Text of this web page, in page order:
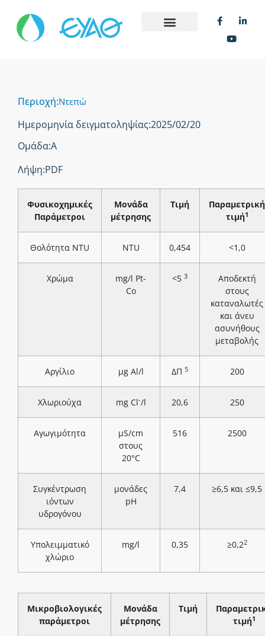
Περιοχή:Ντεπώ
Ημερομηνία δειγματοληψίας:2025/02/20
Ομάδα:Α
Λήψη:PDF
Φυσικοχημικές
Παράμετροι
Μονάδα
μέτρησης
Τιμή
Παραμετρική
τιμή1
Θολότητα NTU NTU 0,454 <1,0
Χρώμα
mg/l Pt-
Co
<5 3
Αποδεκτή
στους
καταναλωτές
και άνευ
ασυνήθους
μεταβολής
Αργίλιο μg Al/l ΔΠ 5 200
Χλωριούχα mg Cl-/l 20,6 250
Αγωγιμότητα
μS/cm
στους
20°C
516 2500
Συγκέντρωση
ιόντων
υδρογόνου
μονάδες
pH
7,4 ≥6,5 και ≤9,5
Υπολειμματικό
χλώριο
mg/l 0,35 ≥0,22
Μικροβιολογικές
παράμετροι
Μονάδα
μέτρησης
Τιμή
τιμή1